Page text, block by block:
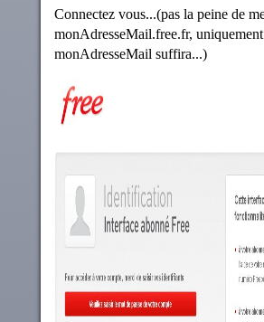
Connectez vous...(pas la peine de
monAdresseMail.free.fr, uniquement
monAdresseMail suffira...)